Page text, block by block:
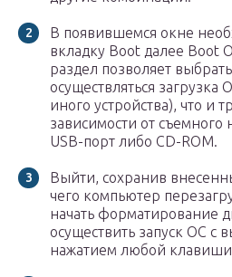
В появившемся окне
вкладку Boot далее Boot
раздел позволяет
осуществляться
иного устройства), что и
зависимости от съемного
USB-порт либо CD-ROM.
Выйти, сохранив
чего компьютер
начать форматирование
осуществить запуск ОС с
нажатием любой клавиши